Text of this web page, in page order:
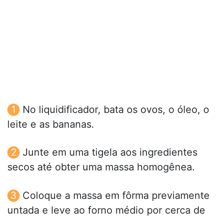
No liquidificador, bata os ovos, o óleo, o
leite e as bananas.
Junte em uma tigela aos ingredientes
secos até obter uma massa homogênea.
Coloque a massa em fôrma previamente
untada e leve ao forno médio por cerca de